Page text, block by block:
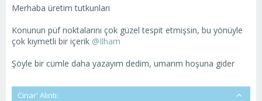
Merhaba üretim tutkunları
Konunun püf noktalarını çok güzel tespit etmişsin, bu yönüyle
çok kıymetli bir içerik @Ilham
Şöyle bir cümle daha yazayım dedim, umarım hoşuna gider
Cinar' Alıntı: